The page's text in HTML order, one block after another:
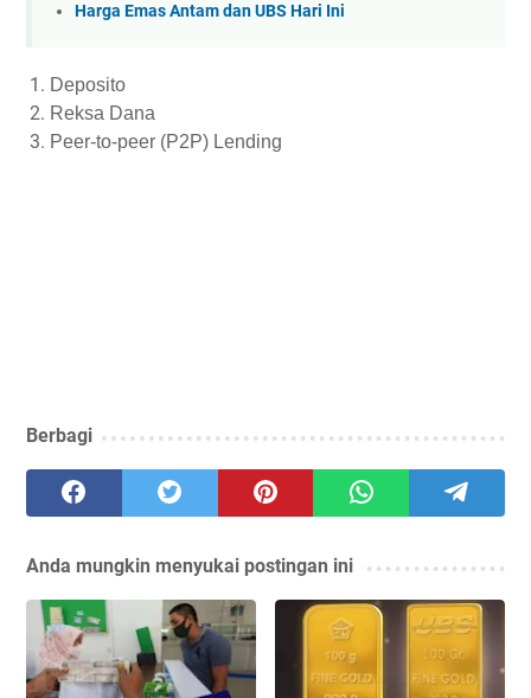
Harga Emas Antam dan UBS Hari Ini
Deposito
Reksa Dana
Peer-to-peer (P2P) Lending
Berbagi
Anda mungkin menyukai postingan ini